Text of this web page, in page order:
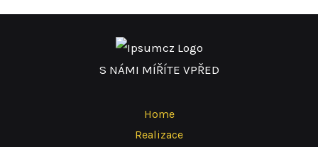
S NÁMI MÍŘÍTE VPŘED
Home
Realizace